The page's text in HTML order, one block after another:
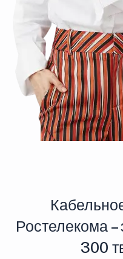
Ростелекома
300